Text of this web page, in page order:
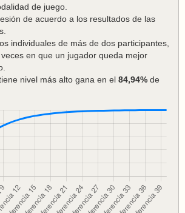
de juego.
de acuerdo a los resultados de las
individuales de más de dos participantes,
en que un jugador queda mejor
nivel más alto gana en el 84,94% de